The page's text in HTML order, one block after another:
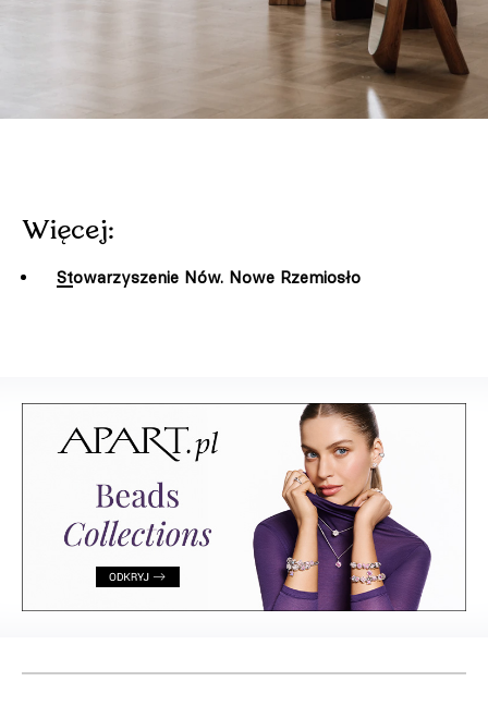
Więcej:
Stowarzyszenie Nów. Nowe Rzemiosło